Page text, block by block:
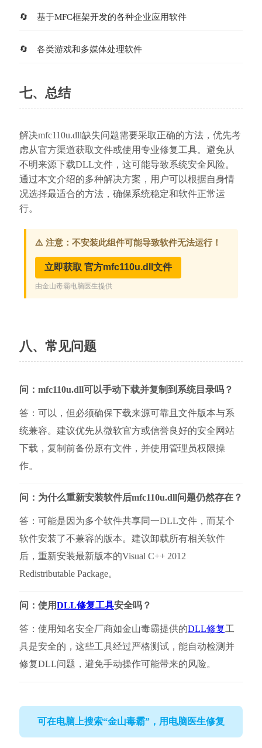
基于MFC框架开发的各种企业应用软件
各类游戏和多媒体处理软件
七、总结
解决mfc110u.dll缺失问题需要采取正确的方法，优先考
虑从官方渠道获取文件或使用专业修复工具。避免从
不明来源下载DLL文件，这可能导致系统安全风险。
通过本文介绍的多种解决方案，用户可以根据自身情
况选择最适合的方法，确保系统稳定和软件正常运
行。
八、常见问题
问：mfc110u.dll可以手动下载并复制到系统目录吗？
答：可以，但必须确保下载来源可靠且文件版本与系
统兼容。建议优先从微软官方或信誉良好的安全网站
下载，复制前备份原有文件，并使用管理员权限操
作。
问：为什么重新安装软件后mfc110u.dll问题仍然存在？
答：可能是因为多个软件共享同一DLL文件，而某个
软件安装了不兼容的版本。建议卸载所有相关软件
后，重新安装最新版本的Visual C++ 2012
Redistributable Package。
问：使用DLL修复工具安全吗？
答：使用知名安全厂商如金山毒霸提供的DLL修复工
具是安全的，这些工具经过严格测试，能自动检测并
修复DLL问题，避免手动操作可能带来的风险。
可在电脑上搜索“金山毒霸”，用电脑医生修复